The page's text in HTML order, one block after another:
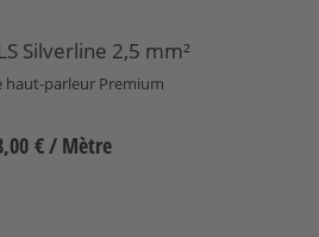
Silverline 2,5 mm²
haut-parleur Premium
€/ Mètre